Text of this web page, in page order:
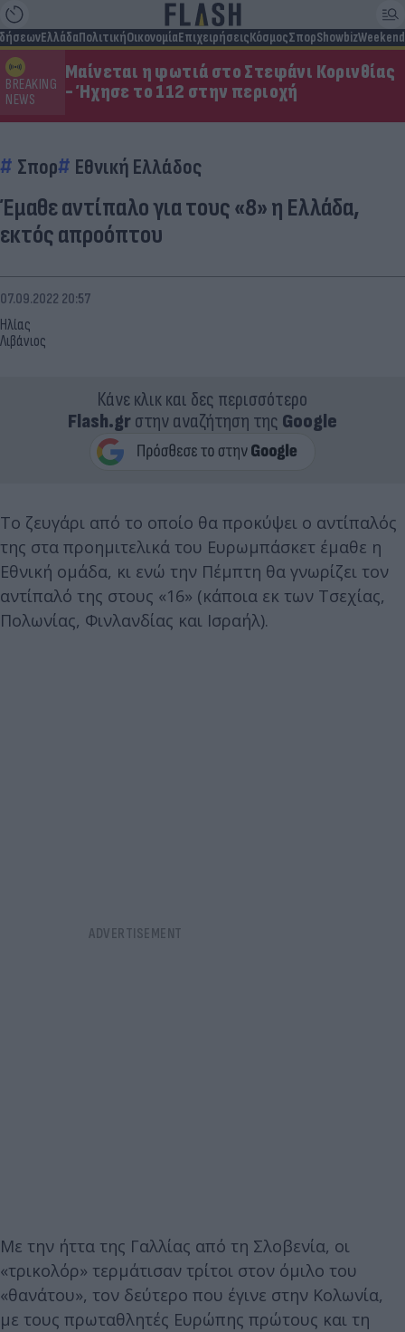
ΕλλάδαΠολιτικήΟικονομίαΕπιχειρήσειςΚόσμοςΣπορShowbizWeekend
BREAKING
NEWS
Μαίνεται η φωτιά στο Στεφάνι Κορινθίας
- Ήχησε το 112 στην περιοχή
Σπορ Εθνική Ελλάδος
Έμαθε αντίπαλο για τους «8» η Ελλάδα,
εκτός απροόπτου
Ηλίας
Λιβάνιος
07.09.2022 20:57
Κάνε κλικ και δες περισσότερο
Flash.grστην αναζήτηση της Google
Το ζευγάρι από το οποίο θα προκύψει ο αντίπαλός
της στα προημιτελικά του Ευρωμπάσκετ έμαθε η
Εθνική ομάδα, κι ενώ την Πέμπτη θα γνωρίζει τον
αντίπαλό της στους «16» (κάποια εκ των Τσεχίας,
Πολωνίας, Φινλανδίας και Ισραήλ).
Με την ήττα της Γαλλίας από τη Σλοβενία, οι
«τρικολόρ» τερμάτισαν τρίτοι στον όμιλο του
«θανάτου», τον δεύτερο που έγινε στην Κολωνία,
με τους πρωταθλητές Ευρώπης πρώτους και τη